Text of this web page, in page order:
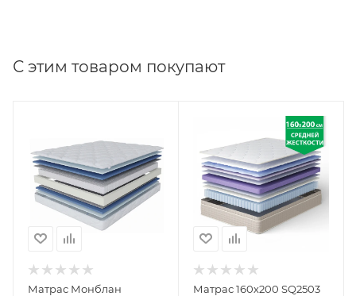
С этим товаром покупают
Матрас Монблан
Матрас 160х200 SQ2503